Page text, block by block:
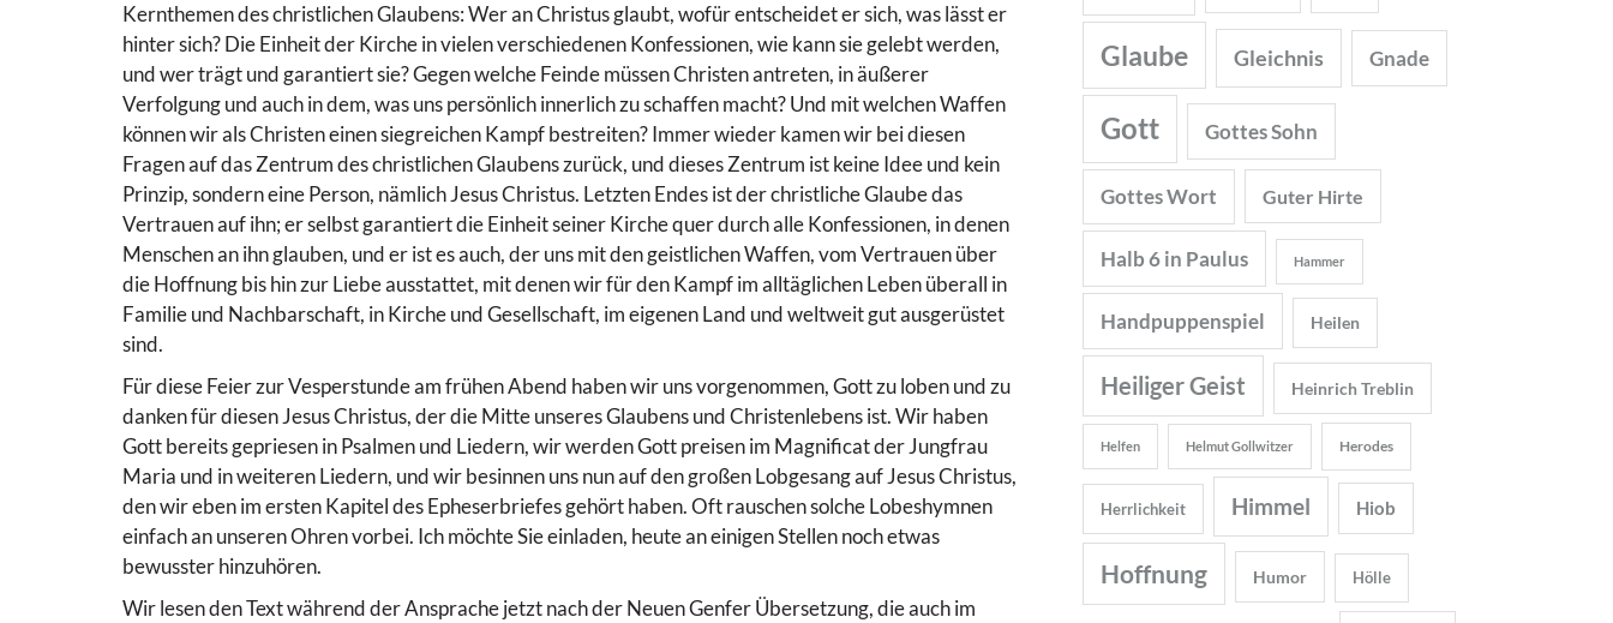
Kernthemen des christlichen Glaubens: Wer an Christus glaubt, wofür entscheidet er sich, was lässt er
hinter sich? Die Einheit der Kirche in vielen verschiedenen Konfessionen, wie kann sie gelebt werden,
und wer trägt und garantiert sie? Gegen welche Feinde müssen Christen antreten, in äußerer
Verfolgung und auch in dem, was uns persönlich innerlich zu schaffen macht? Und mit welchen Waffen
können wir als Christen einen siegreichen Kampf bestreiten? Immer wieder kamen wir bei diesen
Fragen auf das Zentrum des christlichen Glaubens zurück, und dieses Zentrum ist keine Idee und kein
Prinzip, sondern eine Person, nämlich Jesus Christus. Letzten Endes ist der christliche Glaube das
Vertrauen auf ihn; er selbst garantiert die Einheit seiner Kirche quer durch alle Konfessionen, in denen
Menschen an ihn glauben, und er ist es auch, der uns mit den geistlichen Waffen, vom Vertrauen über
die Hoffnung bis hin zur Liebe ausstattet, mit denen wir für den Kampf im alltäglichen Leben überall in
Familie und Nachbarschaft, in Kirche und Gesellschaft, im eigenen Land und weltweit gut ausgerüstet
sind.
Für diese Feier zur Vesperstunde am frühen Abend haben wir uns vorgenommen, Gott zu loben und zu
danken für diesen Jesus Christus, der die Mitte unseres Glaubens und Christenlebens ist. Wir haben
Gott bereits gepriesen in Psalmen und Liedern, wir werden Gott preisen im Magnificat der Jungfrau
Maria und in weiteren Liedern, und wir besinnen uns nun auf den großen Lobgesang auf Jesus Christus,
den wir eben im ersten Kapitel des Epheserbriefes gehört haben. Oft rauschen solche Lobeshymnen
einfach an unseren Ohren vorbei. Ich möchte Sie einladen, heute an einigen Stellen noch etwas
bewusster hinzuhören.
Wir lesen den Text während der Ansprache jetzt nach der Neuen Genfer Übersetzung, die auch im
Glaube Gleichnis Gnade
Gott Gottes Sohn
Gottes Wort Guter Hirte
Halb 6 in Paulus Hammer
Handpuppenspiel Heilen
Heiliger Geist Heinrich Treblin
Helfen Helmut Gollwitzer Herodes
Herrlichkeit Himmel Hiob
Hoffnung Humor Hölle